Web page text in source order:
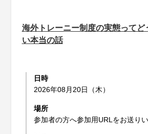
海外トレーニー制度の実態ってど
い本当の話
日時
2026年08月20日（木）
場所
参加者の方へ参加用URLをお送り